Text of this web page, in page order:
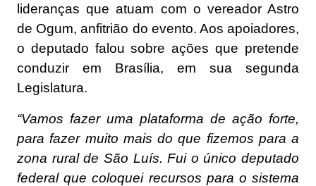
lideranças que atuam com o vereador Astro
de Ogum, anfitrião do evento. Aos apoiadores,
o deputado falou sobre ações que pretende
conduzir em Brasília, em sua segunda
Legislatura.
“Vamos fazer uma plataforma de ação forte,
para fazer muito mais do que fizemos para a
zona rural de São Luís. Fui o único deputado
federal que coloquei recursos para o sistema